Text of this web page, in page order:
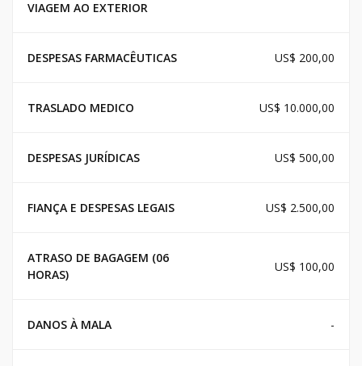
VIAGEM AO EXTERIOR
DESPESAS FARMACÊUTICAS US$ 200,00
TRASLADO MEDICO US$ 10.000,00
DESPESAS JURÍDICAS US$ 500,00
FIANÇA E DESPESAS LEGAIS US$ 2.500,00
ATRASO DE BAGAGEM (06
HORAS)
US$ 100,00
DANOS À MALA -